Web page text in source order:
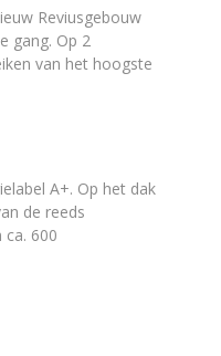
Reviusgebouw
gang. Op 2
van het hoogste
A+. Op het dak
de reeds
600